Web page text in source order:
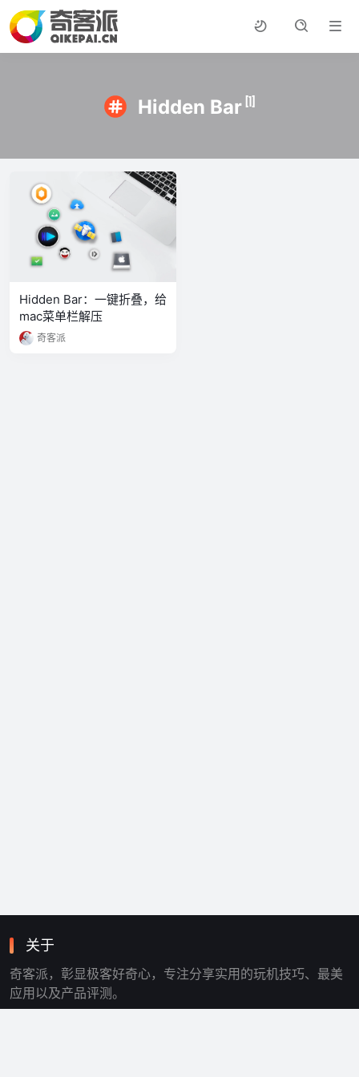
Hidden Bar [1]
Hidden Bar：一键折叠，给
mac菜单栏解压
奇客派
关于
奇客派，彰显极客好奇心，专注分享实用的玩机技巧、最美
应用以及产品评测。